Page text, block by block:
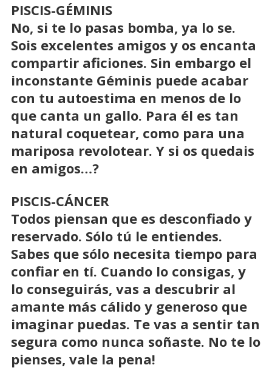
PISCIS-GÉMINIS
No, si te lo pasas bomba, ya lo se.
Sois excelentes amigos y os encanta
compartir aficiones. Sin embargo el
inconstante Géminis puede acabar
con tu autoestima en menos de lo
que canta un gallo. Para él es tan
natural coquetear, como para una
mariposa revolotear. Y si os quedais
en amigos…?
PISCIS-CÁNCER
Todos piensan que es desconfiado y
reservado. Sólo tú le entiendes.
Sabes que sólo necesita tiempo para
confiar en tí. Cuando lo consigas, y
lo conseguirás, vas a descubrir al
amante más cálido y generoso que
imaginar puedas. Te vas a sentir tan
segura como nunca soñaste. No te lo
pienses, vale la pena!